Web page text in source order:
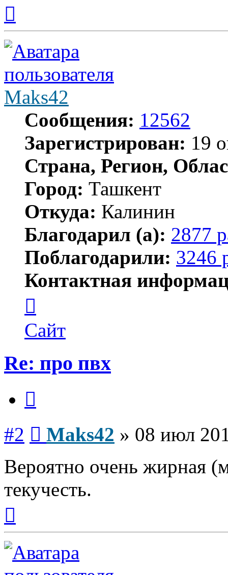
началу
Maks42
Сообщения: 12562
Зарегистрирован: 19
Страна, Регион,
Город: Ташкент
Откуда: Калинин
Благодарил (а): 2877
Поблагодарили: 3246
Контактная
пользователя
Maks42
Сайт
Re: про пвх
#2 Maks42 » 08 июл
Вероятно очень жирная
текучесть.
началу